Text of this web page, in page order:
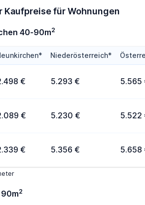
Kaufpreise für Wohnungen
40-90m2
Niederösterreich*
€ 5.293 € 5.565
€ 5.230 € 5.522
€ 5.356 € 5.658
2